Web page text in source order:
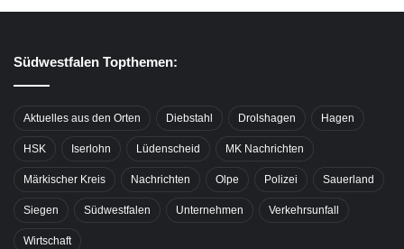
Südwestfalen Topthemen:
Aktuelles aus den Orten Diebstahl Drolshagen Hagen
HSK Iserlohn Lüdenscheid MK Nachrichten
Märkischer Kreis Nachrichten Olpe Polizei Sauerland
Siegen Südwestfalen Unternehmen Verkehrsunfall
Wirtschaft